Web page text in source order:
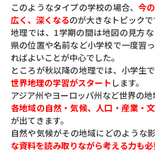
このようなタイプの学校の場合、今
広く、深くなるのが大きなトピックで
地理では、1学期の間は地図の見方
県の位置や名前など小学校で一度習
ればよいことが中心でした。
ところが秋以降の地理では、小学生
世界地理の学習がスタート します。
アジア州やヨーロッパ州など世界の地
各地域の自然・気候、人口・産業・
が出てきます。
自然や気候がその地域にどのような
な資料を読み取りながら考える力も